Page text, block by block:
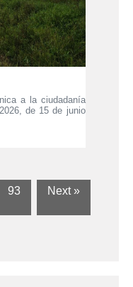
a la ciudadanía
de 15 de junio
93 Next »